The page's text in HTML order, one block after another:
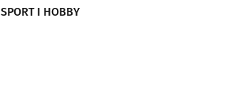
SPORT I HOBBY